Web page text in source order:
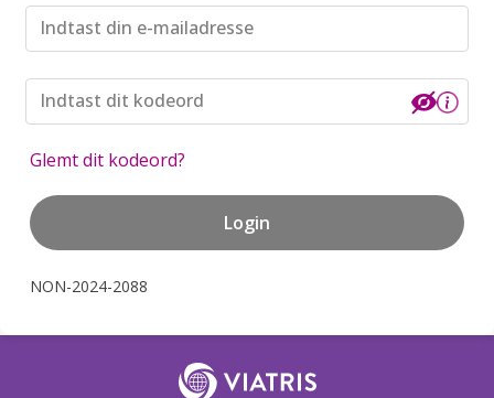
Indtast din e-mailadresse
Indtast dit kodeord
Glemt dit kodeord?
Login
NON-2024-2088